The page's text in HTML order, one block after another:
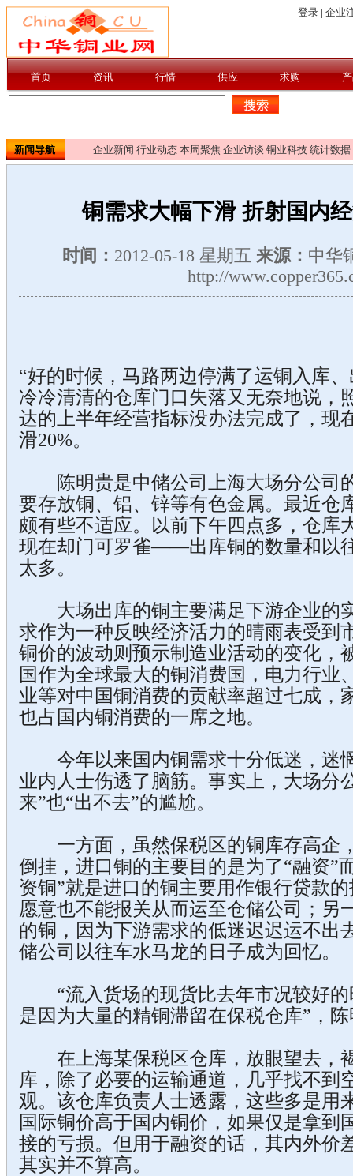
新闻导航 企业新闻 行业动态 本周聚焦 企业访谈 铜业科技 统计数据
铜需求大幅下滑 折射国内
时间： 2012-05-18 星期五 来源： 中华
http://
“好的时候，马路两边停满了运铜入库
冷冷清清的仓库门口失落又无奈地说，
达的上半年经营指标没办法完成了，现
滑20%。
陈明贵是中储公司上海大场分公司
要存放铜、铝、锌等有色金属。最近仓
颇有些不适应。以前下午四点多，仓库
现在却门可罗雀——出库铜的数量和以
太多。
大场出库的铜主要满足下游企业的
求作为一种反映经济活力的晴雨表受到
铜价的波动则预示制造业活动的变化，
国作为全球最大的铜消费国，电力行业
业等对中国铜消费的贡献率超过七成，
也占国内铜消费的一席之地。
今年以来国内铜需求十分低迷，迷
业内人士伤透了脑筋。事实上，大场分
来”也“出不去”的尴尬。
一方面，虽然保税区的铜库存高企
倒挂，进口铜的主要目的是为了“融资”
资铜”就是进口的铜主要用作银行贷款
愿意也不能报关从而运至仓储公司；另
的铜，因为下游需求的低迷迟迟运不出
储公司以往车水马龙的日子成为回忆。
“流入货场的现货比去年市况较好的
是因为大量的精铜滞留在保税仓库”，
在上海某保税区仓库，放眼望去，
库，除了必要的运输通道，几乎找不到
观。该仓库负责人士透露，这些多是用
国际铜价高于国内铜价，如果仅是拿到
接的亏损。但用于融资的话，其内外价
其实并不算高。